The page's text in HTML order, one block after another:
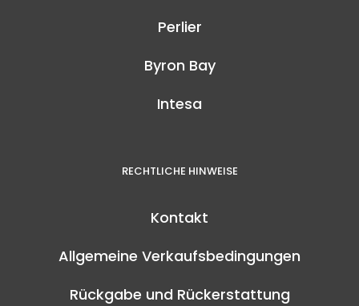
Perlier
Byron Bay
Intesa
RECHTLICHE HINWEISE
Kontakt
Allgemeine Verkaufsbedingungen
Rückgabe und Rückerstattung